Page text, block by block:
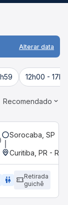
Alterar data
12h00 -
Recomendado
Sorocaba, SP
Curitiba, PR -
WC
Retirada
guichê